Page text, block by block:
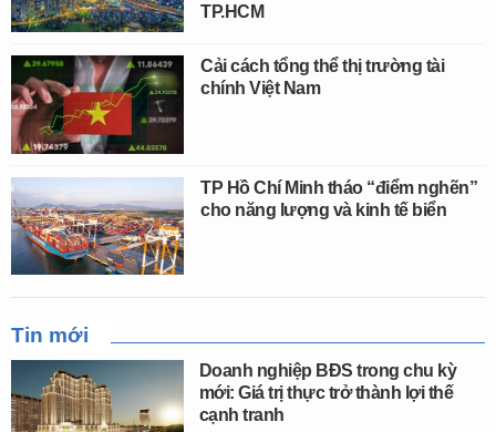
TP.HCM
Cải cách tổng thể thị trường tài
chính Việt Nam
TP Hồ Chí Minh tháo “điểm nghẽn”
cho năng lượng và kinh tế biển
Tin mới
Doanh nghiệp BĐS trong chu kỳ
mới: Giá trị thực trở thành lợi thế
cạnh tranh